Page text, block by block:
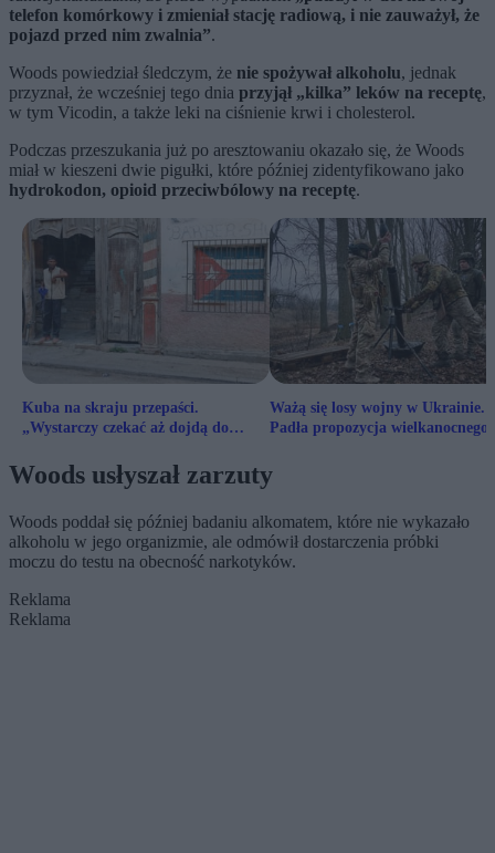
telefon komórkowy i zmieniał stację radiową, i nie zauważył, że
pojazd przed nim zwalnia”.
Woods powiedział śledczym, że nie spożywał alkoholu, jednak
przyznał, że wcześniej tego dnia przyjął „kilka” leków na receptę,
w tym Vicodin, a także leki na ciśnienie krwi i cholesterol.
Podczas przeszukania już po aresztowaniu okazało się, że Woods
miał w kieszeni dwie pigułki, które później zidentyfikowano jako
hydrokodon, opioid przeciwbólowy na receptę.
Kuba na skraju przepaści.
„Wystarczy czekać aż dojdą do
Ważą się losy wojny w Ukrainie.
Padła propozycja wielkanocnego
Woods usłyszał zarzuty
Woods poddał się później badaniu alkomatem, które nie wykazało
alkoholu w jego organizmie, ale odmówił dostarczenia próbki
moczu do testu na obecność narkotyków.
Reklama
Reklama